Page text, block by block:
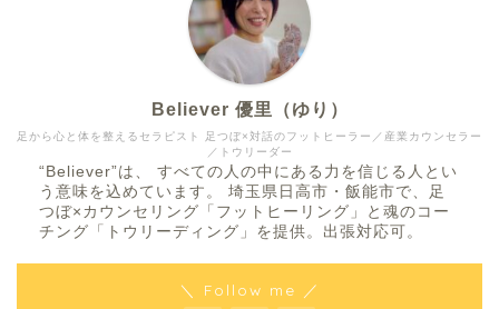
足から心と体を整えるセラピスト 足つぼ×対話のフットヒーラー／産業カウンセラー
／トウリーダー
Believer 優里（ゆり）
“Believer”は、 すべての人の中にある力を信じる人とい
う意味を込めています。 埼玉県日高市・飯能市で、足
つぼ×カウンセリング「フットヒーリング」と魂のコー
チング「トウリーディング」を提供。出張対応可。
＼ Follow me ／